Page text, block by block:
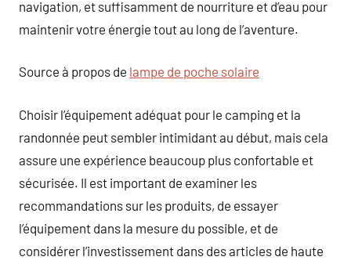
navigation, et suffisamment de nourriture et d’eau pour
maintenir votre énergie tout au long de l’aventure.
Source à propos de lampe de poche solaire
Choisir l’équipement adéquat pour le camping et la
randonnée peut sembler intimidant au début, mais cela
assure une expérience beaucoup plus confortable et
sécurisée. Il est important de examiner les
recommandations sur les produits, de essayer
l’équipement dans la mesure du possible, et de
considérer l’investissement dans des articles de haute